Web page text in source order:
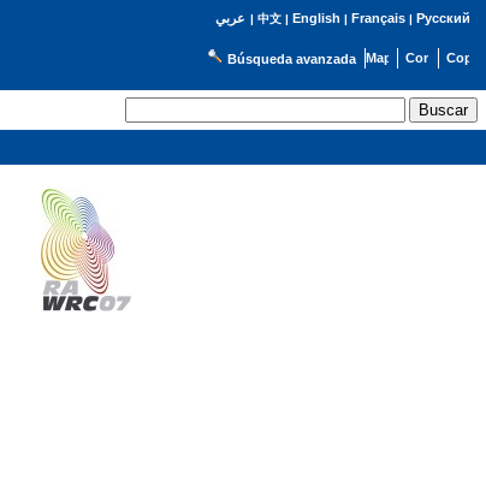
عربي | 中文| English | Français| Русский
Búsqueda avanzada